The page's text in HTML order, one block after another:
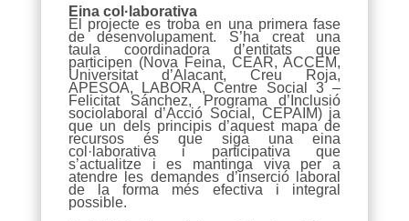
Eina col·laborativa
El projecte es troba en una primera fase
de desenvolupament. S’ha creat una
taula coordinadora d’entitats que
participen (Nova Feina, CEAR, ACCEM,
Universitat d’Alacant, Creu Roja,
APESOA, LABORA, Centre Social 3 –
Felicitat Sánchez, Programa d’Inclusió
sociolaboral d’Acció Social, CEPAIM) ja
que un dels principis d’aquest mapa de
recursos és que siga una eina
col·laborativa i participativa que
s’actualitze i es mantinga viva per a
atendre les demandes d’inserció laboral
de la forma més efectiva i integral
possible.